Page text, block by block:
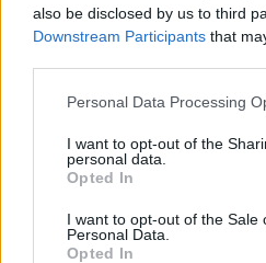
also be disclosed by us to third
Downstream Participants that
Please note that this website/
not limited to your visit or usage
grant or deny consent to Google
use your data for below
consent section.
Personal Data Processing
I want to opt-out of the
personal data.
Opted In
I want to opt-out of the Sale
Personal Data.
Opted In
andorrano lideró el campeonato
2,1 por partido.
puntos (192) gracias a sus
asistencias (5) y entradas,
Tenerife completa el tridente
asistencias. Jair del Zaragoza
entrar en el 11 ideal con 188